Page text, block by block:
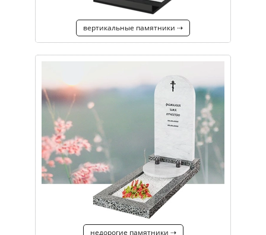
вертикальные памятники ⇢
недорогие памятники ⇢